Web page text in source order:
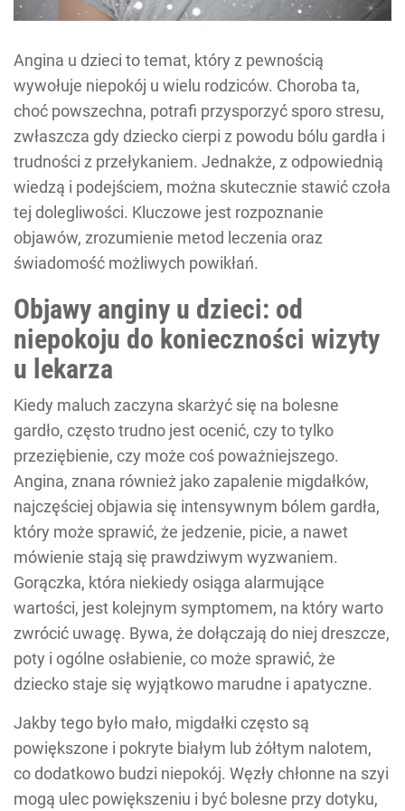
Angina u dzieci to temat, który z pewnością
wywołuje niepokój u wielu rodziców. Choroba ta,
choć powszechna, potrafi przysporzyć sporo stresu,
zwłaszcza gdy dziecko cierpi z powodu bólu gardła i
trudności z przełykaniem. Jednakże, z odpowiednią
wiedzą i podejściem, można skutecznie stawić czoła
tej dolegliwości. Kluczowe jest rozpoznanie
objawów, zrozumienie metod leczenia oraz
świadomość możliwych powikłań.
Objawy anginy u dzieci: od
niepokoju do konieczności wizyty
u lekarza
Kiedy maluch zaczyna skarżyć się na bolesne
gardło, często trudno jest ocenić, czy to tylko
przeziębienie, czy może coś poważniejszego.
Angina, znana również jako zapalenie migdałków,
najczęściej objawia się intensywnym bólem gardła,
który może sprawić, że jedzenie, picie, a nawet
mówienie stają się prawdziwym wyzwaniem.
Gorączka, która niekiedy osiąga alarmujące
wartości, jest kolejnym symptomem, na który warto
zwrócić uwagę. Bywa, że dołączają do niej dreszcze,
poty i ogólne osłabienie, co może sprawić, że
dziecko staje się wyjątkowo marudne i apatyczne.
Jakby tego było mało, migdałki często są
powiększone i pokryte białym lub żółtym nalotem,
co dodatkowo budzi niepokój. Węzły chłonne na szyi
mogą ulec powiększeniu i być bolesne przy dotyku,